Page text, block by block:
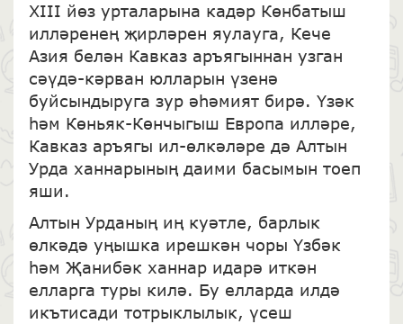
XIII йөз урталарына кадәр Көнбатыш
илләренең җирләрен яулауга, Кече
Азия белән Кавказ аръягыннан узган
сәүдә-кәрван юлларын үзенә
буйсындыруга зур әһәмият бирә. Үзәк
һәм Көньяк-Көнчыгыш Европа илләре,
Кавказ аръягы ил-өлкәләре дә Алтын
Урда ханнарының даими басымын тоеп
яши.
Алтын Урданың иң куәтле, барлык
өлкәдә уңышка ирешкән чоры Үзбәк
һәм Җанибәк ханнар идарә иткән
елларга туры килә. Бу елларда илдә
икътисади тотрыклылык, үсеш